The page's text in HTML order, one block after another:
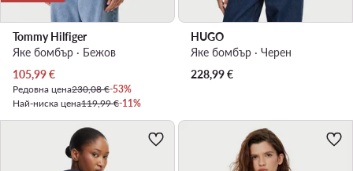
Tommy Hilfiger
Яке бомбър · Бежов
Актуална цена
105,99€
Редовна цена230,08 €-53%
Най-ниска цена119,99 €-11%
HUGO
Яке бомбър · Черен
228,99€